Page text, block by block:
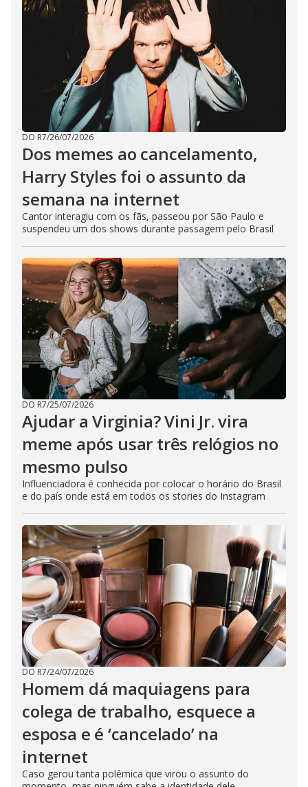
DO R7/26/07/2026
Dos memes ao cancelamento,
Harry Styles foi o assunto da
semana na internet
Cantor interagiu com os fãs, passeou por São Paulo e
suspendeu um dos shows durante passagem pelo Brasil
DO R7/25/07/2026
Ajudar a Virginia? Vini Jr. vira
meme após usar três relógios no
mesmo pulso
Influenciadora é conhecida por colocar o horário do Brasil
e do país onde está em todos os stories do Instagram
DO R7/24/07/2026
Homem dá maquiagens para
colega de trabalho, esquece a
esposa e é ‘cancelado’ na
internet
Caso gerou tanta polêmica que virou o assunto do